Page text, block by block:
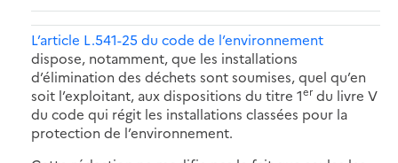
L’article L.541-25 du code de l’environnement
dispose, notamment, que les installations
d’élimination des déchets sont soumises, quel qu’en
soit l’exploitant, aux dispositions du titre 1er du livre V
du code qui régit les installations classées pour la
protection de l’environnement.